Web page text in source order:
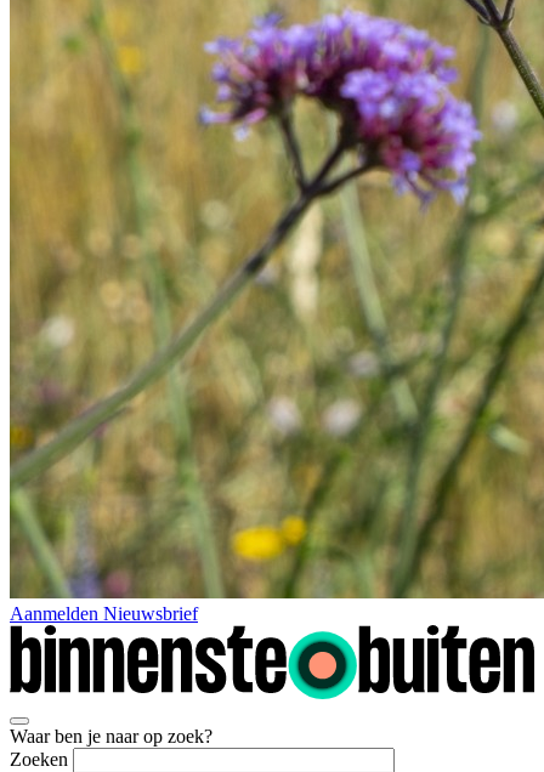
Aanmelden Nieuwsbrief
Waar ben je naar op zoek?
Zoeken